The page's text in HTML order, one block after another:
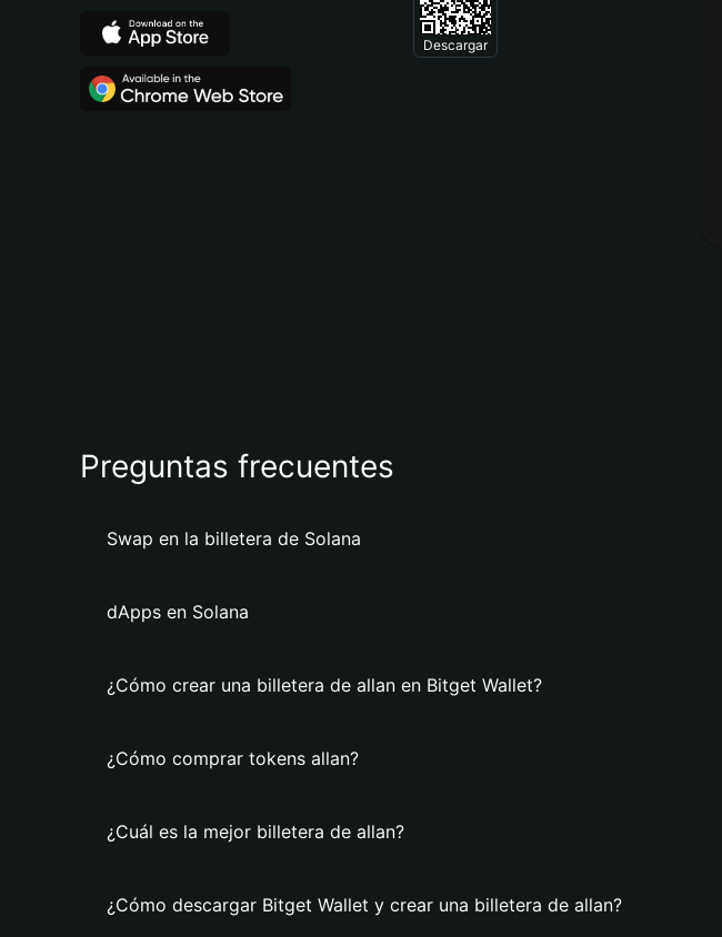
Descargar
Preguntas frecuentes
Swap en la billetera de Solana
dApps en Solana
¿Cómo crear una billetera de allan en Bitget Wallet?
¿Cómo comprar tokens allan?
¿Cuál es la mejor billetera de allan?
¿Cómo descargar Bitget Wallet y crear una billetera de allan?